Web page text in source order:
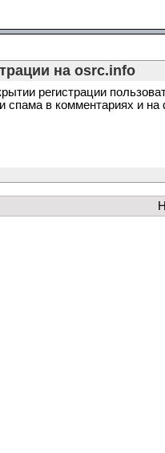
на osrc.info
регистрации
спама в комментариях и на